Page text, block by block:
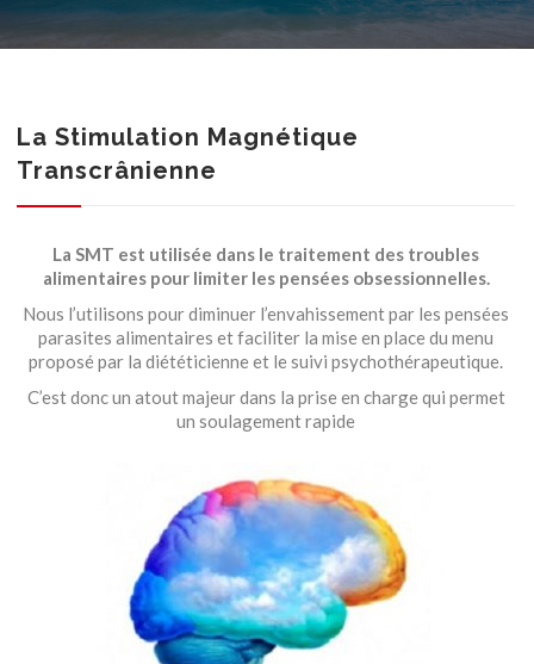
La Stimulation Magnétique
Transcrânienne
La SMT est utilisée dans le traitement des troubles
alimentaires pour limiter les pensées obsessionnelles.
Nous l’utilisons pour diminuer l’envahissement par les pensées
parasites alimentaires et faciliter la mise en place du menu
proposé par la diététicienne et le suivi psychothérapeutique.
C’est donc un atout majeur dans la prise en charge qui permet
un soulagement rapide